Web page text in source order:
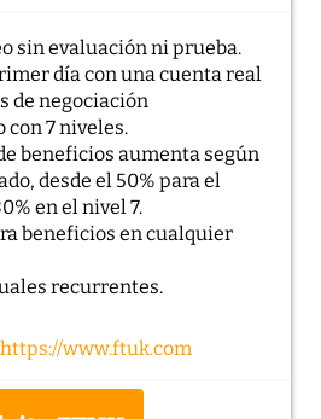
sin evaluación ni prueba.
día con una cuenta real
de negociación
con 7 niveles.
beneficios aumenta según
desde el 50% para el
en el nivel 7.
beneficios en cualquier
recurrentes.
www.ftuk.com